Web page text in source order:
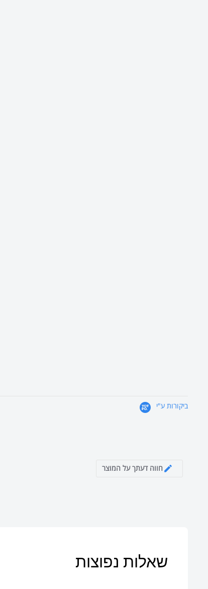
ביקורות ע"י
חווה דעתך על המוצר
שאלות נפוצות